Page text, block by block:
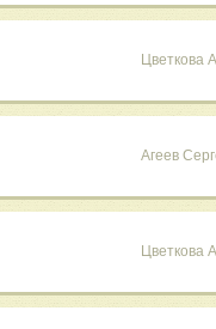
Цветкова
Агеев
Цветкова